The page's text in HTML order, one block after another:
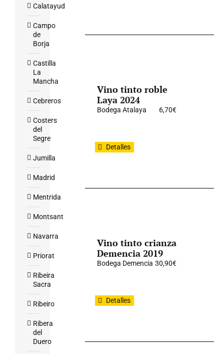
Vino tinto roble
Laya 2024
Bodega Atalaya 6,70€
Detalles
Vino tinto crianza
Demencia 2019
Bodega Demencia 30,90€
Detalles
Calatayud
Campo
de
Borja
Castilla
La
Mancha
Cebreros
Costers
del
Segre
Jumilla
Madrid
Mentrida
Montsant
Navarra
Priorat
Ribeira
Sacra
Ribeiro
Ribera
del
Duero